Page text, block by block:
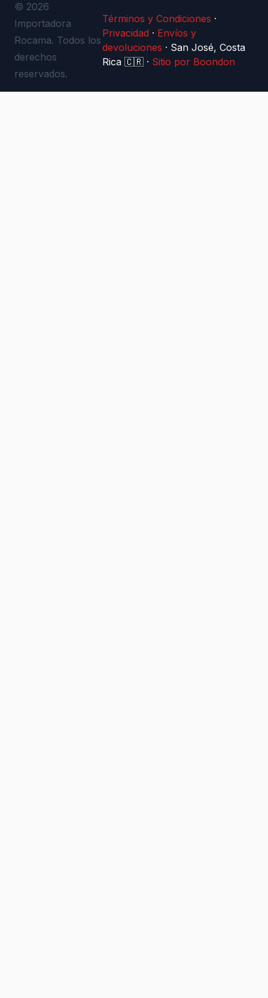
© 2026
Importadora
Rocama. Todos los
derechos
reservados.
Términos y Condiciones ·
Privacidad · Envíos y
devoluciones · San José, Costa
Rica 🇨🇷 · Sitio por Boondon